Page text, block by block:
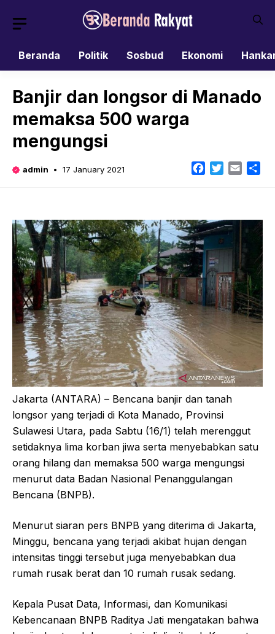
Beranda
Politik Sosbud Ekonomi
Banjir dan longsor di Manado
memaksa 500 warga
mengungsi
admin 17 January 2021 Facebook
TwitterEmail
Jakarta (ANTARA) – Bencana banjir dan tanah
longsor yang terjadi di Kota Manado, Provinsi
Sulawesi Utara, pada Sabtu (16/1) telah merenggut
setidaknya lima korban jiwa serta menyebabkan satu
orang hilang dan memaksa 500 warga mengungsi
menurut data Badan Nasional Penanggulangan
Bencana (BNPB).
Menurut siaran pers BNPB yang diterima di Jakarta,
Minggu, bencana yang terjadi akibat hujan dengan
intensitas tinggi tersebut juga menyebabkan dua
rumah rusak berat dan 10 rumah rusak sedang.
Kepala Pusat Data, Informasi, dan Komunikasi
Kebencanaan BNPB Raditya Jati mengatakan bahwa